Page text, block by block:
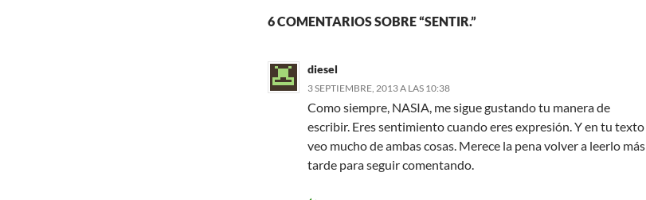
6 COMENTARIOS SOBRE “SENTIR.”
diesel
3 SEPTIEMBRE, 2013 A LAS 10:38
Como siempre, NASIA, me sigue gustando tu manera de
escribir. Eres sentimiento cuando eres expresión. Y en tu texto
veo mucho de ambas cosas. Merece la pena volver a leerlo más
tarde para seguir comentando.